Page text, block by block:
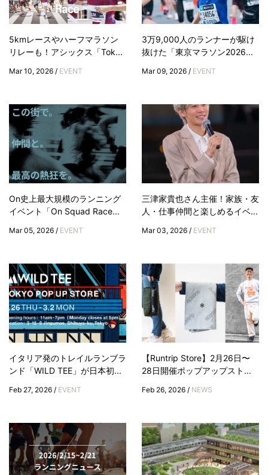
5kmレースやハーフマラソン
リレーも！アシックス「Tok...
Mar 10, 2026 / EVENT
3万9,000人のランナーが駆け
抜けた「東京マラソン2026...
Mar 09, 2026 / EVENT
On史上最大規模のランニング
イベント「On Squad Race...
Mar 05, 2026 / EVENT
三津家貴也さん主催！家族・友
人・仕事仲間と楽しめるイベ...
Mar 03, 2026 / EVENT
イタリア発のトレイルランブラ
ンド「WILD TEE」が日本初...
Feb 27, 2026 / EVENT
【Runtrip Store】2月26日〜
28日開催ポップアップスト...
Feb 26, 2026 / NEWS